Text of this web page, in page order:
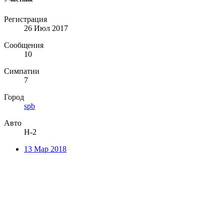
Регистрация
26 Июл 2017
Сообщения
10
Симпатии
7
Город
spb
Авто
H-2
13 Мар 2018